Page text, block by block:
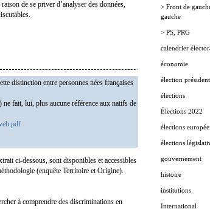
> Front de
gauche
> PS, PRG
calendrier
économie
élection
élections
Élections 2022
élections
élections
gouvernement
histoire
institutions
International
de se priver d’analyser des données,
distinction entre personnes nées françaises
ne fait, lui, plus aucune référence aux natifs de
ci-dessous, sont disponibles et accessibles
(enquête Territoire et Origine).
à comprendre des discriminations en